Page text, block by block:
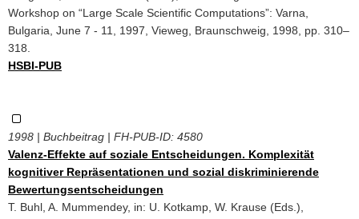
Workshop on “Large Scale Scientific Computations”: Varna,
Bulgaria, June 7 - 11, 1997, Vieweg, Braunschweig, 1998, pp. 310–
318.
HSBI-PUB
1998 | Buchbeitrag | FH-PUB-ID: 4580
Valenz-Effekte auf soziale Entscheidungen. Komplexität
kognitiver Repräsentationen und sozial diskriminierende
Bewertungsentscheidungen
T. Buhl, A. Mummendey, in: U. Kotkamp, W. Krause (Eds.),